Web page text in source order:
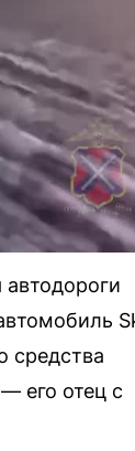
средства
его отец с